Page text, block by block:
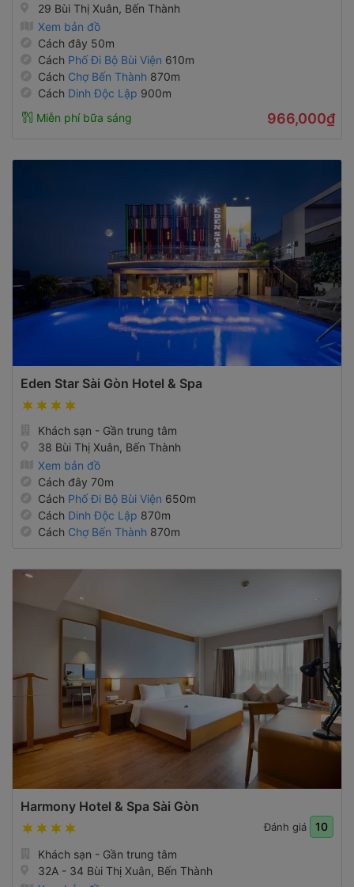
29 Bùi Thị Xuân, Bến Thành
Xem bản đồ
Cách đây 50m
Cách Phố Đi Bộ Bùi Viện 610m
Cách Chợ Bến Thành 870m
Cách Dinh Độc Lập 900m
Miễn phí bữa sáng
966,000₫
Eden Star Sài Gòn Hotel & Spa
Khách sạn - Gần trung tâm
38 Bùi Thị Xuân, Bến Thành
Xem bản đồ
Cách đây 70m
Cách Phố Đi Bộ Bùi Viện 650m
Cách Dinh Độc Lập 870m
Cách Chợ Bến Thành 870m
Harmony Hotel & Spa Sài Gòn
Đánh giá 10
Khách sạn - Gần trung tâm
32A - 34 Bùi Thị Xuân, Bến Thành